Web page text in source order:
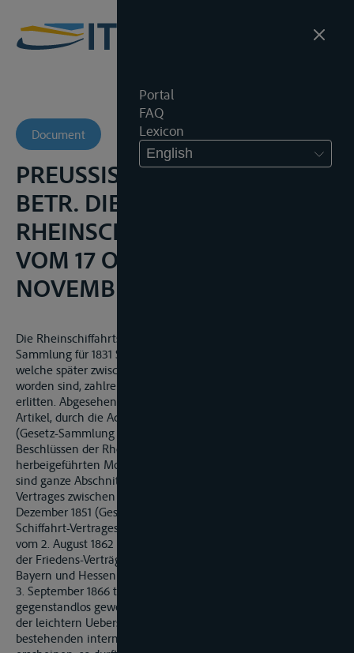
Portal
FAQ
Lexicon
English
Document
PREUSSISCHE DENKSCHRIFT
BETR. DIE REVIDIERTE
RHEINSCHIFFFAHRTS-AKTE
VOM 17 OKTOBER 1868, 3
NOVEMBER 1868
Die Rheinschiffahrts-Ordnung vom 31. März 1831 (Geset-
Sammlung für 1831 Seite 71. ff.) hat durch Vereinbarungen,
welche später zwischen den Ufer-Regierungen getroffen
worden sind, zahlreiche Abänderungen und Ergänzungen
erlitten. Abgesehen von den durch zwanzig Supplementar-
Artikel, durch die Additional-Konvention vom 3. April 1860
(Gesetz-Sammlung für 1860, S. 445.) und eine Reihe von
Beschlüssen der Rheinschiffahrts-Central-Kommission
herbeigeführten Modifikationen einzelner Bestimmungen,
sind ganze Abschnitte in Folge des Handels- und Schiffahrts-
Vertrages zwischen den Zollverein und Niederland vom 31.
Dezember 1851 (Geset-Sammlung für 1852, S. 145 ff.), des
Schiffahrt-Vertrages zwischen dem Zollverein und Frankreich
vom 2. August 1862 (Gesetz-Sammlung für 1865, S. 333. ff.) und
der Friedens-Verträge zwischen Preuszen einer-, Baden,
Bayern und Hessen anderseits vom. 17. August, 22. August und
3. September 1866 theils wesentlich umgestaltet, theils
gegenstandlos geworden. Muszte hiernach schon im Interesse
der leichtern Uebersicht eine Kodifikation des jetzt
bestehenden internationalen Rechts als wünschenswerth